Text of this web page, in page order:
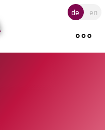
Hauptregion der Seitede en